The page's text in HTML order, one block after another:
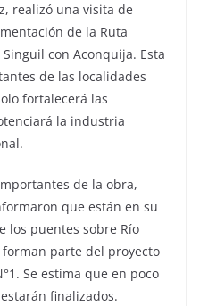
realizó una visita de
de la Ruta
con Aconquija. Esta
de las localidades
fortalecerá las
la industria
de la obra,
que están en su
los puentes sobre Río
parte del proyecto
Se estima que en poco
finalizados.